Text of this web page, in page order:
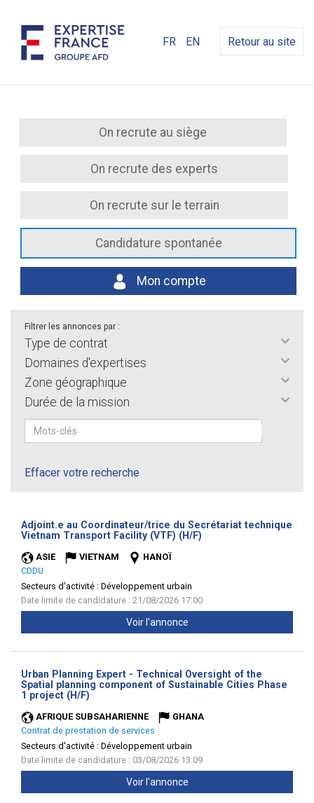
FR EN Retour au site
On recrute au siège
On recrute des experts
On recrute sur le terrain
Candidature spontanée
Mon compte
Filtrer les annonces par :
Type de contrat
Domaines d'expertises
Zone géographique
Durée de la mission
Effacer votre recherche
Adjoint.e au Coordinateur/trice du Secrétariat technique
Vietnam Transport Facility (VTF) (H/F)
ASIE VIETNAM
HANOÏ
CDDU
Secteurs d'activité : Développement urbain
Date limite de candidature : 21/08/2026 17:00
Voir l'annonce
Urban Planning Expert - Technical Oversight of the
Spatial planning component of Sustainable Cities Phase
1 project (H/F)
AFRIQUE SUBSAHARIENNE
GHANA
Contrat de prestation de services
Secteurs d'activité : Développement urbain
Date limite de candidature : 03/08/2026 13:09
Voir l'annonce